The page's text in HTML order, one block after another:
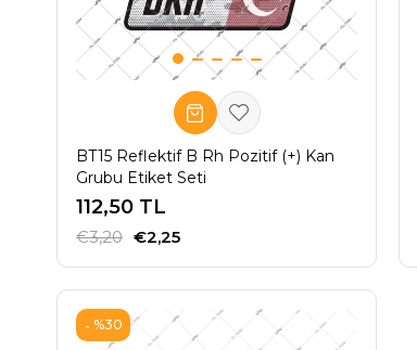
BT15 Reflektif B Rh Pozitif (+) Kan
Grubu Etiket Seti
112,50 TL
€2,25
€3,20
%30